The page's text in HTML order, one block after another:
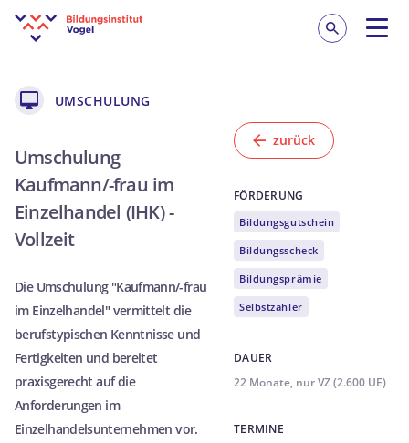
Weiterbildung
Umschulung
Rund um die Ausbildung
Digitales Lernen
Sprache
UMSCHULUNG
Umschulung
Kaufmann/-frau im
Einzelhandel (IHK) -
Vollzeit
Die Umschulung "Kaufmann/-frau
im Einzelhandel" vermittelt die
berufstypischen Kenntnisse und
Fertigkeiten und bereitet
praxisgerecht auf die
Anforderungen im
Einzelhandelsunternehmen vor.
zurück
FÖRDERUNG
Bildungsgutschein
Bildungsscheck
Bildungsprämie
Selbstzahler
DAUER
22 Monate, nur VZ (2.600 UE)
TERMINE